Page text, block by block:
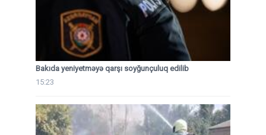
Bakıda yeniyetməyə qarşı soyğunçuluq edilib
15:23